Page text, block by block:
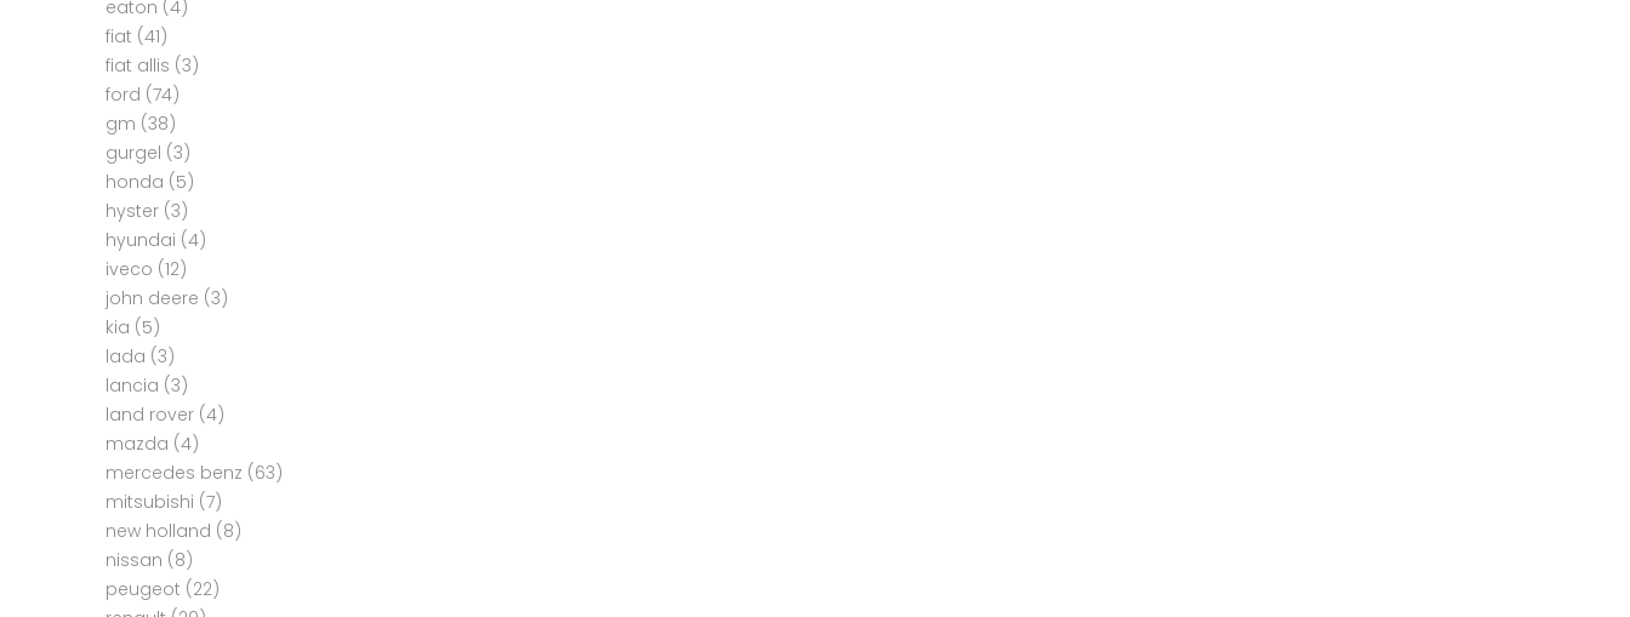
eaton (4)
fiat (41)
fiat allis (3)
ford (74)
gm (38)
gurgel (3)
honda (5)
hyster (3)
hyundai (4)
iveco (12)
john deere (3)
kia (5)
lada (3)
lancia (3)
land rover (4)
mazda (4)
mercedes benz (63)
mitsubishi (7)
new holland (8)
nissan (8)
peugeot (22)